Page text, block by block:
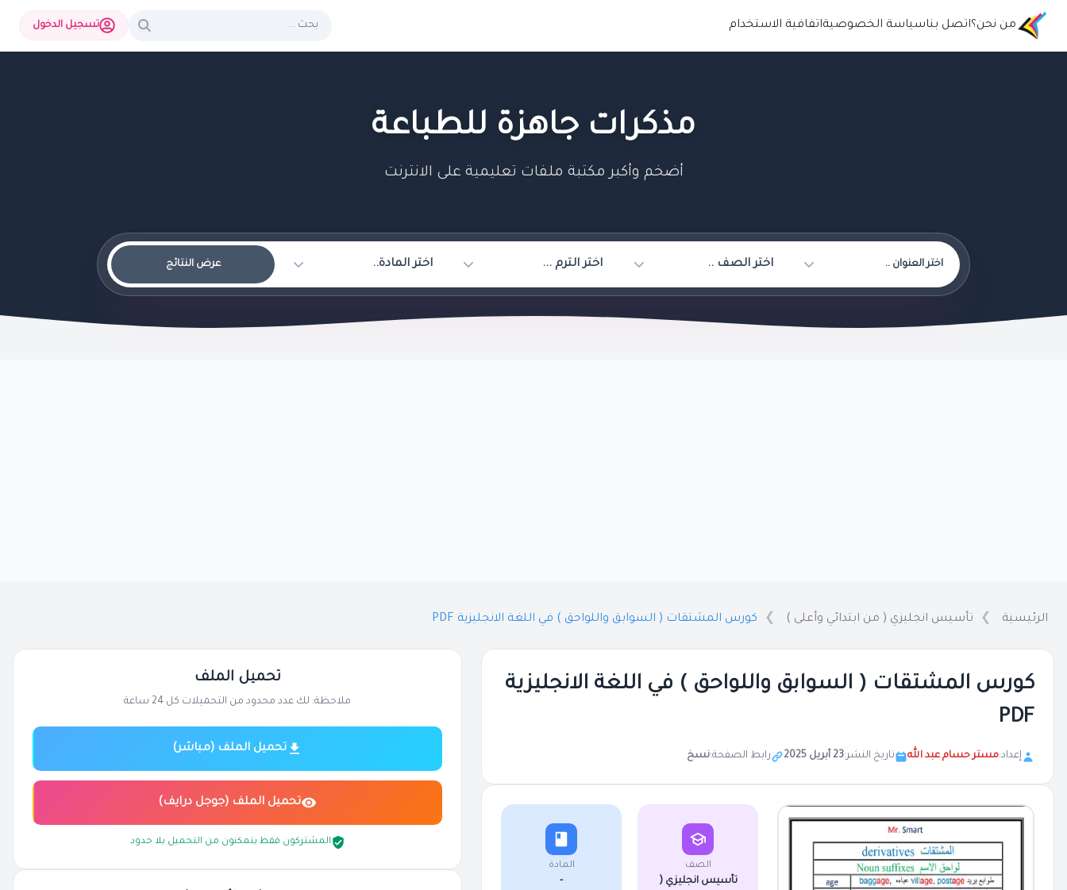
من نحن؟اتصل بناسياسة الخصوصيةاتفافية الاستخدام تسجيل الدخول
مذكرات جاهزة للطباعة
أضخم وأكبر مكتبة ملفات تعليمية على الانترنت
عرض النتائج
الرئيسية تأسيس انجليزي ( من ابتدائي وأعلى ) كورس المشتقات ( السوابق واللواحق ) في اللغة الانجليزية PDF
كورس المشتقات ( السوابق واللواحق ) في اللغة الانجليزية
PDF
إعداد:مستر حسام عبد الله تاريخ النشر:23 أبريل 2025 رابط الصفحة:نسخ
الصف
تأسيس انجليزي (
المادة
-
تحميل الملف
ملاحظة: لك عدد محدود من التحميلات كل 24 ساعة
تحميل الملف (مباشر)
تحميل الملف (جوجل درايف)
المشتركون فقط يتمكنون من التحميل بلا حدود